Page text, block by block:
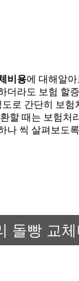
비용에 대해알
더라도 보험 할
로 간단히 보험
할 때는 보험처
나 씩 살펴보도
돌빵 교